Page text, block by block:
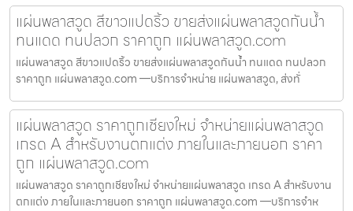
แผ่นพลาสวูด สีขาวแปดริ้ว ขายส่งแผ่นพลาสวูดกันน้ำ
ทนแดด ทนปลวก ราคาถูก แผ่นพลาสวูด.com
แผ่นพลาสวูด สีขาวแปดริ้ว ขายส่งแผ่นพลาสวูดกันน้ำ ทนแดด ทนปลวก
ราคาถูก แผ่นพลาสวูด.com —บริการจำหน่าย แผ่นพลาสวูด, ส่งทั่
แผ่นพลาสวูด ราคาถูกเชียงใหม่ จำหน่ายแผ่นพลาสวูด
เกรด A สำหรับงานตกแต่ง ภายในและภายนอก ราคา
ถูก แผ่นพลาสวูด.com
แผ่นพลาสวูด ราคาถูกเชียงใหม่ จำหน่ายแผ่นพลาสวูด เกรด A สำหรับงาน
ตกแต่ง ภายในและภายนอก ราคาถูก แผ่นพลาสวูด.com —บริการจำห